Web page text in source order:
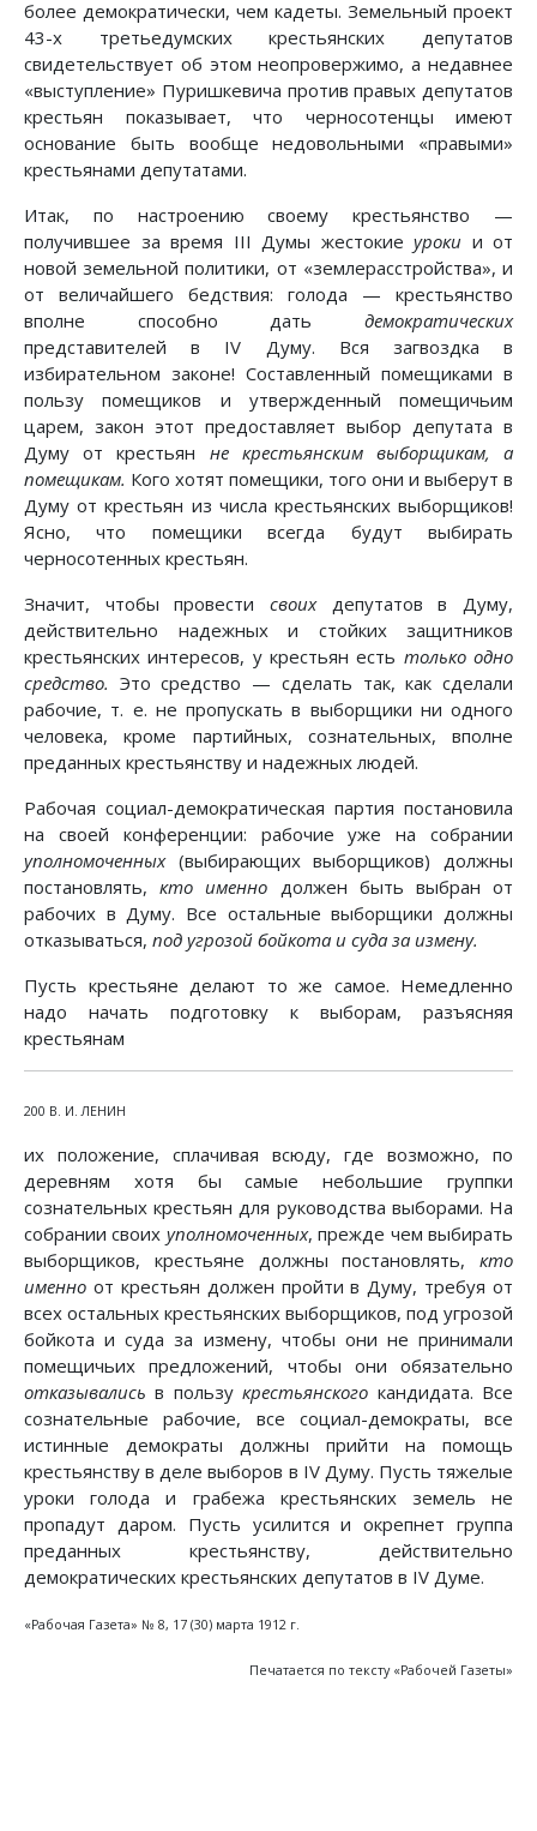
более демократически, чем кадеты. Земельный проект
43-х третьедумских крестьянских депутатов
свидетельствует об этом неопровержимо, а недавнее
«выступление» Пуришкевича против правых депутатов
крестьян показывает, что черносотенцы имеют
основание быть вообще недовольными «правыми»
крестьянами депутатами.
Итак, по настроению своему крестьянство —
получившее за время III Думы жестокие уроки и от
новой земельной политики, от «землерасстройства», и
от величайшего бедствия: голода — крестьянство
вполне способно дать демократических
представителей в IV Думу. Вся загвоздка в
избирательном законе! Составленный помещиками в
пользу помещиков и утвержденный помещичьим
царем, закон этот предоставляет выбор депутата в
Думу от крестьян не крестьянским выборщикам, а
помещикам. Кого хотят помещики, того они и выберут в
Думу от крестьян из числа крестьянских выборщиков!
Ясно, что помещики всегда будут выбирать
черносотенных крестьян.
Значит, чтобы провести своихдепутатов в Думу,
действительно надежных и стойких защитников
крестьянских интересов, у крестьян есть только одно
средство. Это средство — сделать так, как сделали
рабочие, т. е. не пропускать в выборщики ни одного
человека, кроме партийных, сознательных, вполне
преданных крестьянству и надежных людей.
Рабочая социал-демократическая партия постановила
на своей конференции: рабочие уже на собрании
уполномоченных(выбирающих выборщиков) должны
постановлять,кто именно должен быть выбран от
рабочих в Думу. Все остальные выборщики должны
отказываться, под угрозой бойкота и суда за измену.
Пусть крестьяне делают то же самое. Немедленно
надо начать подготовку к выборам, разъясняя
крестьянам
200 В. И. ЛЕНИН
их положение, сплачивая всюду, где возможно, по
деревням хотя бы самые небольшие группки
сознательных крестьян для руководства выборами. На
собрании своих уполномоченных, прежде чем выбирать
выборщиков, крестьяне должны постановлять, кто
именно от крестьян должен пройти в Думу, требуя от
всех остальных крестьянских выборщиков, под угрозой
бойкота и суда за измену, чтобы они не принимали
помещичьих предложений, чтобы они обязательно
отказывались в пользукрестьянского кандидата. Все
сознательные рабочие, все социал-демократы, все
истинные демократы должны прийти на помощь
крестьянству в деле выборов в IV Думу. Пусть тяжелые
уроки голода и грабежа крестьянских земель не
пропадут даром. Пусть усилится и окрепнет группа
преданных крестьянству, действительно
демократических крестьянских депутатов в IV Думе.
«Рабочая Газета» № 8, 17 (30) марта 1912 г.
Печатается по тексту «Рабочей Газеты»